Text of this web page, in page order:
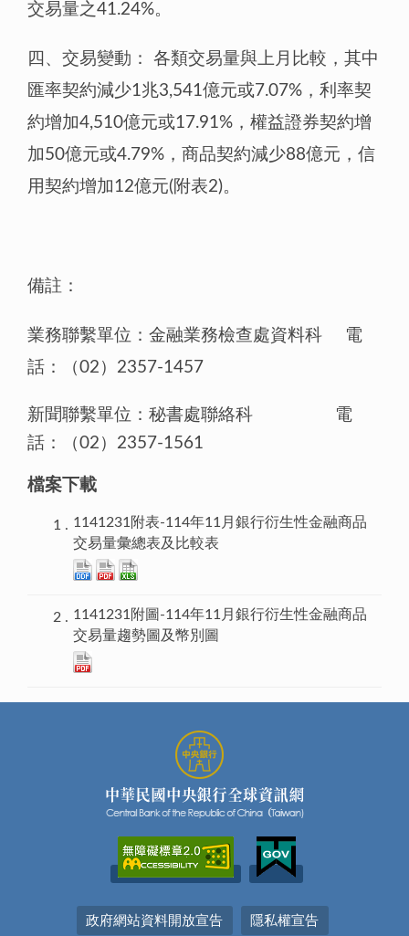
交易量之41.24%。
四、交易變動：
各類交易量與上月比較，其中
匯率契約減少1兆3,541億元或7.07%，利率契
約增加4,510億元或17.91%，權益證券契約增
加50億元或4.79%，商品契約減少88億元，信
用契約增加12億元(附表2)。
備註：
業務聯繫單位：金融業務檢查處資料科 電
話：（02）2357-1457
新聞聯繫單位：秘書處聯絡科 電
話：（02）2357-1561
檔案下載
1141231附表-114年11月銀行衍生性金融商品
交易量彙總表及比較表
1141231附圖-114年11月銀行衍生性金融商品
交易量趨勢圖及幣別圖
政府網站資料開放宣告 隱私權宣告